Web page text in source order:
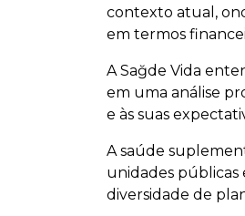
contexto atual,
em termos
A Sağde Vida
em uma análise
e às suas
A saúde
unidades públicas
diversidade de